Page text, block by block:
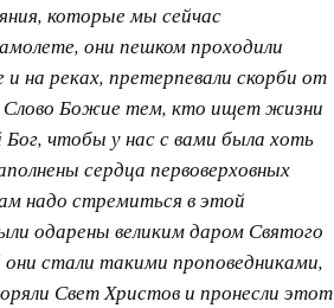
которые мы сейчас
они пешком проходили
на реках, претерпевали скорби от
Божие тем, кто ищет жизни
чтобы у нас с вами была хоть
сердца первоверховных
надо стремиться в этой
одарены великим даром Святого
стали такими проповедниками,
Свет Христов и пронесли этот